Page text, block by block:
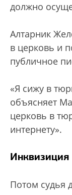
должно
Алтарник
в церковь и
публичное
«Я сижу в
объясняет
церковь в
интернету».
Потом судья